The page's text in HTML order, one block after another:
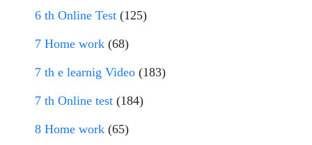
6 th Online Test (125)
7 Home work (68)
7 th e learnig Video (183)
7 th Online test (184)
8 Home work (65)